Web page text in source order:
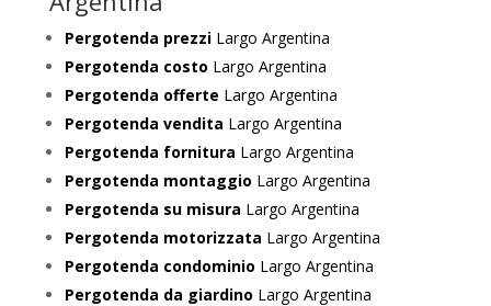
Pergotenda prezziLargo Argentina
Pergotenda costo Largo Argentina
Pergotenda offerte Largo Argentina
Pergotenda vendita Largo Argentina
Pergotenda fornitura Largo Argentina
Pergotenda montaggio Largo Argentina
Pergotenda su misura Largo Argentina
Pergotenda motorizzata Largo Argentina
Pergotenda condominio Largo Argentina
Pergotenda da giardino Largo Argentina